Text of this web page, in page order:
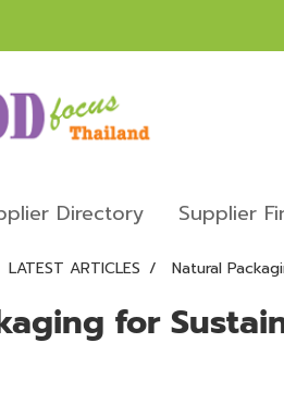
Directory Supplier
LATEST ARTICLES Natural
for